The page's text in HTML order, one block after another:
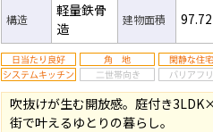
構造
軽量鉄骨
造
建物面積
吹抜けが生む開放感。庭付き
街で叶えるゆとりの暮らし。